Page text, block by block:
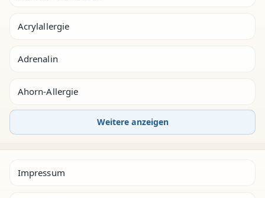
Acrylallergie
Adrenalin
Ahorn-Allergie
Weitere anzeigen
Impressum